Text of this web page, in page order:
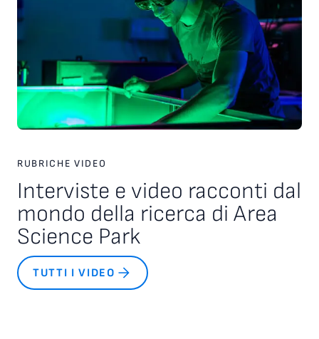
RUBRICHE VIDEO
Interviste e video racconti dal
mondo della ricerca di Area
Science Park
TUTTI I VIDEO